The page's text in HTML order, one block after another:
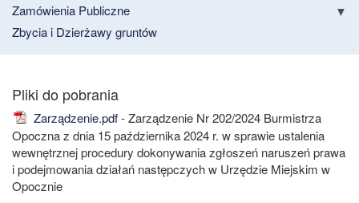
Zamówienia Publiczne
Zbycia i Dzierżawy gruntów
Zarządzenie.pdf- Zarządzenie Nr 202/2024 Burmistrza
Opoczna z dnia 15 października 2024 r. w sprawie ustalenia
wewnętrznej procedury dokonywania zgłoszeń naruszeń prawa
i podejmowania działań następczych w Urzędzie Miejskim w
Opocznie